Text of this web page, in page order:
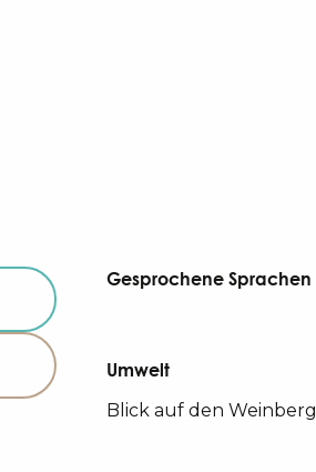
Gesprochene Sprachen
Gesprochene Sprachen
Umwelt
Umwelt
Blick auf den Weinberg